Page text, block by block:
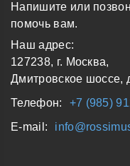
Напишите или
помочь вам.
Наш адрес:
127238, г. Москва,
Дмитровское шоссе,
Телефон:
+7 (985)
E-mail: